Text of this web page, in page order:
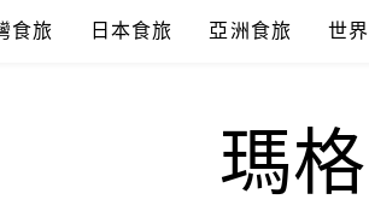
食旅 日本食旅 亞洲食旅 世
瑪